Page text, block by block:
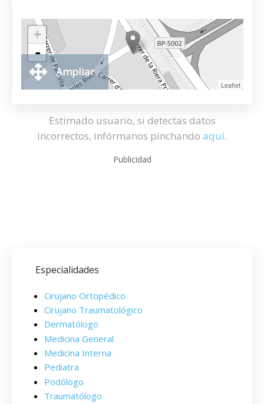
+
-
Leaflet
Ampliar
Estimado usuario, si detectas datos
incorrectos, infórmanos pinchando aquí.
Publicidad
Especialidades
Cirujano Ortopédico
Cirujano Traumatológico
Dermatólogo
Medicina General
Medicina Interna
Pediatra
Podólogo
Traumatólogo